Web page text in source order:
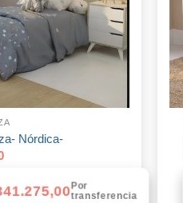
Nórdica-
Por
transferencia